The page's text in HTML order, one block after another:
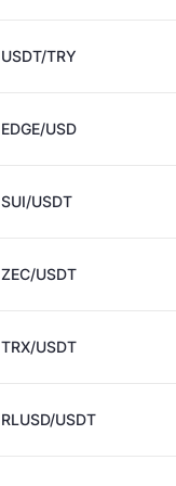
USDT/TRY
EDGE/USD
SUI/USDT
ZEC/USDT
TRX/USDT
RLUSD/USDT